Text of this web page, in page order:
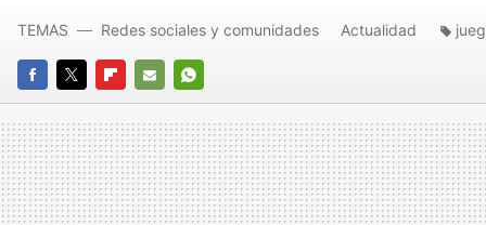
FACEBOOK
TWITTERFLIPBOARD
E-
MAIL
WHATSAPP
TEMAS Redes sociales y comunidades Actualidad